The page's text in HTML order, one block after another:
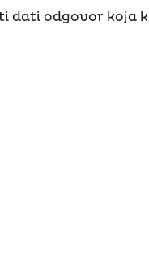
dati odgovor koja